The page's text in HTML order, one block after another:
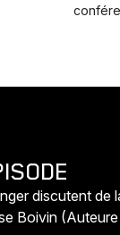
discutent de
Boivin